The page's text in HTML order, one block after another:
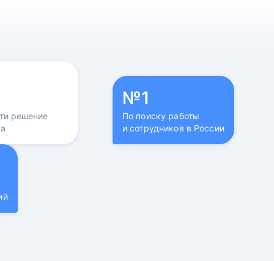
решение
№1
По поиску работы
и сотрудников в России